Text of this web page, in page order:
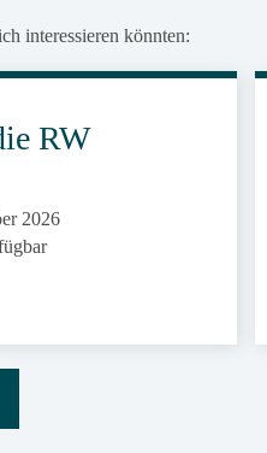
interessieren könnten:
RW
2026